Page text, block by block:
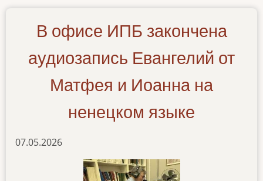
i-
iskhod-
na-
yazyke
В офисе ИПБ закончена
аудиозапись Евангелий от
Матфея и Иоанна на
ненецком языке
07.05.2026